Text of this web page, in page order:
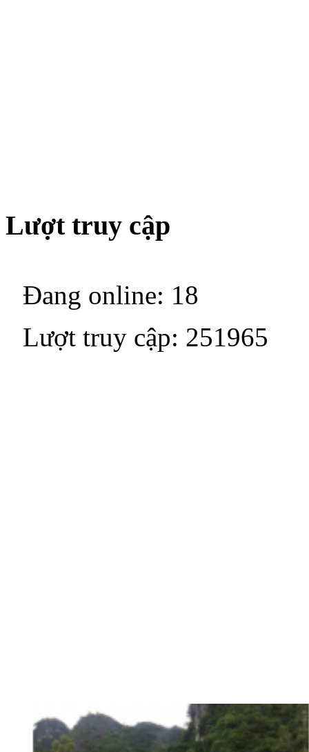
Lượt truy cập
Đang online: 18
Lượt truy cập: 251965